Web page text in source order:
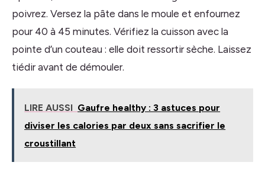
poivrez. Versez la pâte dans le moule et enfournez
pour 40 à 45 minutes. Vérifiez la cuisson avec la
pointe d’un couteau : elle doit ressortir sèche. Laissez
tiédir avant de démouler.
LIRE AUSSI Gaufre healthy : 3 astuces pour
diviser les calories par deux sans sacrifier le
croustillant